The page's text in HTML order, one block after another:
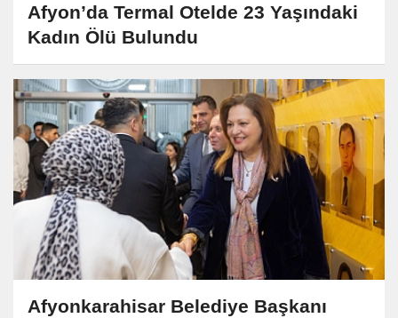
Afyon’da Termal Otelde 23 Yaşındaki
Kadın Ölü Bulundu
Afyonkarahisar Belediye Başkanı